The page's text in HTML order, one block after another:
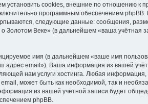
cookies, внешние по отношению к
программным обеспечением
следующие данные: сообщения,
Золотом Веке» (в дальнейшем «ваша учётная
имя (в дальнейшем «ваше имя
email»). Ваша информация из вашей
нам услуги хостинга. Любая
может быть как необходимой, так и
из вашей учётной записи будет
phpBB.